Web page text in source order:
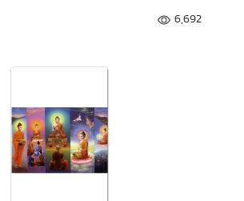
6,692